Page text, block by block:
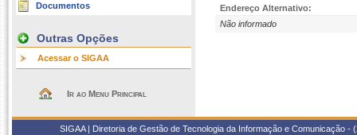
Documentos
Outras Opções
Acessar o SIGAA
Ir ao Menu Principal
Endereço Alternativo:
Não informado
SIGAA | Diretoria de Gestão de Tecnologia da Informação e